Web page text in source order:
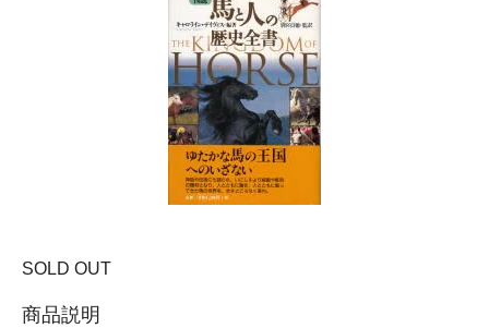
SOLD OUT
商品説明